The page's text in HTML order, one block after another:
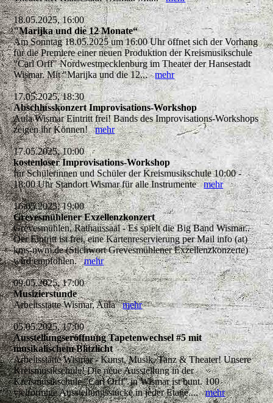
18.05.2025, 16:00
"Marijka und die 12 Monate“
Am Sonntag 18.05.2025 um 16:00 Uhr öffnet sich der Vorhang
für die Premiere einer neuen Produktion der Kreismusikschule
"Carl Orff" Nordwestmecklenburg im Theater der Hansestadt
Wismar. Mit "Marijka und die 12...mehr
17.05.2025, 18:30
Abschlusskonzert Improvisations-Workshop
Aula Wismar Eintritt frei! Bands des Improvisations-Workshops
zeigen ihr Können!mehr
17.05.2025, 10:00
kostenloser Improvisations-Workshop
für Schülerinnen und Schüler der Kreismusikschule 10:00 -
18:00 Uhr Standort Wismar für alle Instrumentemehr
16.05.2025, 19:00
Grevesmühlener Exzellenzkonzert
Grevesmühlen, Rathaussaal - Es spielt die Big Band Wismar..
Der Eintritt ist frei, eine Kartenreservierung per Mail info (at)
kms-nwm.de (Stichwort Grevesmühlener Exzellenzkonzerte)
wird empfohlen.mehr
09.05.2025, 17:00
Musizierstunde
Arbeitsstätte Wismar, Aulamehr
05.05.2025, 17:00
Ausstellungseröffnung Tapetenwechsel #5 mit
musikalischem Blitzlicht
Arbeitsstätte Wismar - Kunst, Musik, Tanz & Theater! Unsere
Kreismusikschule! Die neue Ausstellung in der
Kreismusikschule "Carl Orff" in Wismar ist bunt. 100
vielförmige Ausstellungsstücke in jeder Etage....mehr